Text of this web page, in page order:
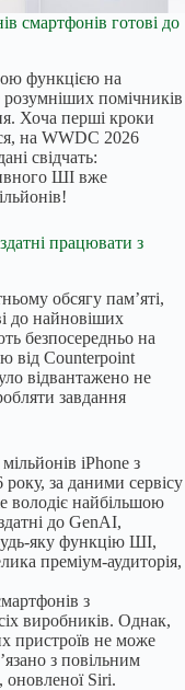
смартфонів готові до
функцією на
помічників
Хоча перші кроки
на WWDC 2026
свідчать:
ШІ вже
працювати з
обсягу пам’яті,
до найновіших
безпосередньо на
від Counterpoint
відвантажено не
завдання
iPhone з
за даними сервісу
володіє найбільшою
до GenAI,
яку функцію ШІ,
преміум-аудиторія,
з
виробників. Однак,
пристроїв не може
з повільним
Siri.